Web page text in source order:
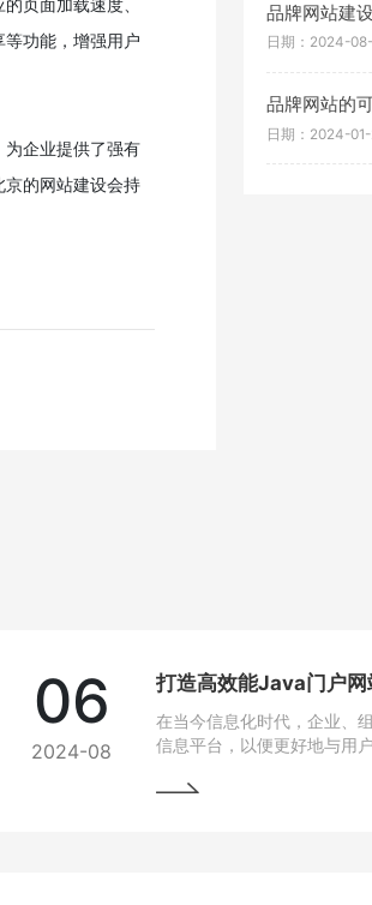
功能，增强用户
企业提供了强有
的网站建设会持
品牌网站建
日期：2024-
品牌网站的
日期：2024-
06
2024-08
打造高效能Java门户
在当今信息化时代，企业、
信息平台，以便更好地与用
选技术之一。